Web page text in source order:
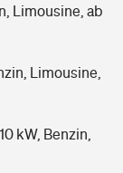
Limousine, ab
Limousine,
kW, Benzin,